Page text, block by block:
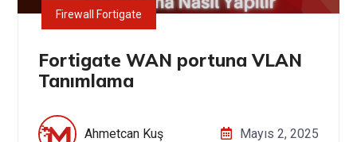
Firewall Fortigate
Fortigate WAN portuna VLAN
Tanımlama
Ahmetcan Kuş Mayıs 2, 2025